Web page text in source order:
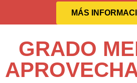
MÁS
GRADO